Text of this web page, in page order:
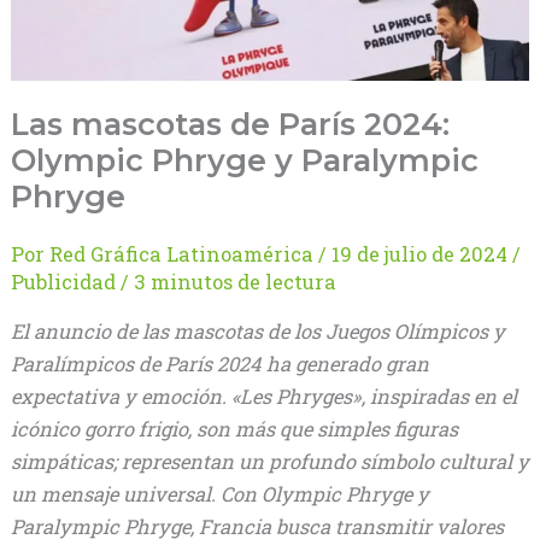
Las mascotas de París 2024:
Olympic Phryge y Paralympic
Phryge
Por Red Gráfica Latinoamérica / 19 de julio de 2024 /
Publicidad / 3 minutos de lectura
El anuncio de las mascotas de los Juegos Olímpicos y
Paralímpicos de París 2024 ha generado gran
expectativa y emoción. «Les Phryges», inspiradas en el
icónico gorro frigio, son más que simples figuras
simpáticas; representan un profundo símbolo cultural y
un mensaje universal. Con Olympic Phryge y
Paralympic Phryge, Francia busca transmitir valores